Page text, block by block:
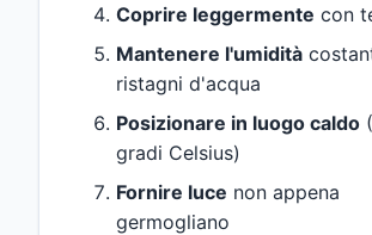
Coprire leggermente con
Mantenere l'umidità
ristagni d'acqua
Posizionare in luogo caldo
gradi Celsius)
Fornire luce non appena
germogliano